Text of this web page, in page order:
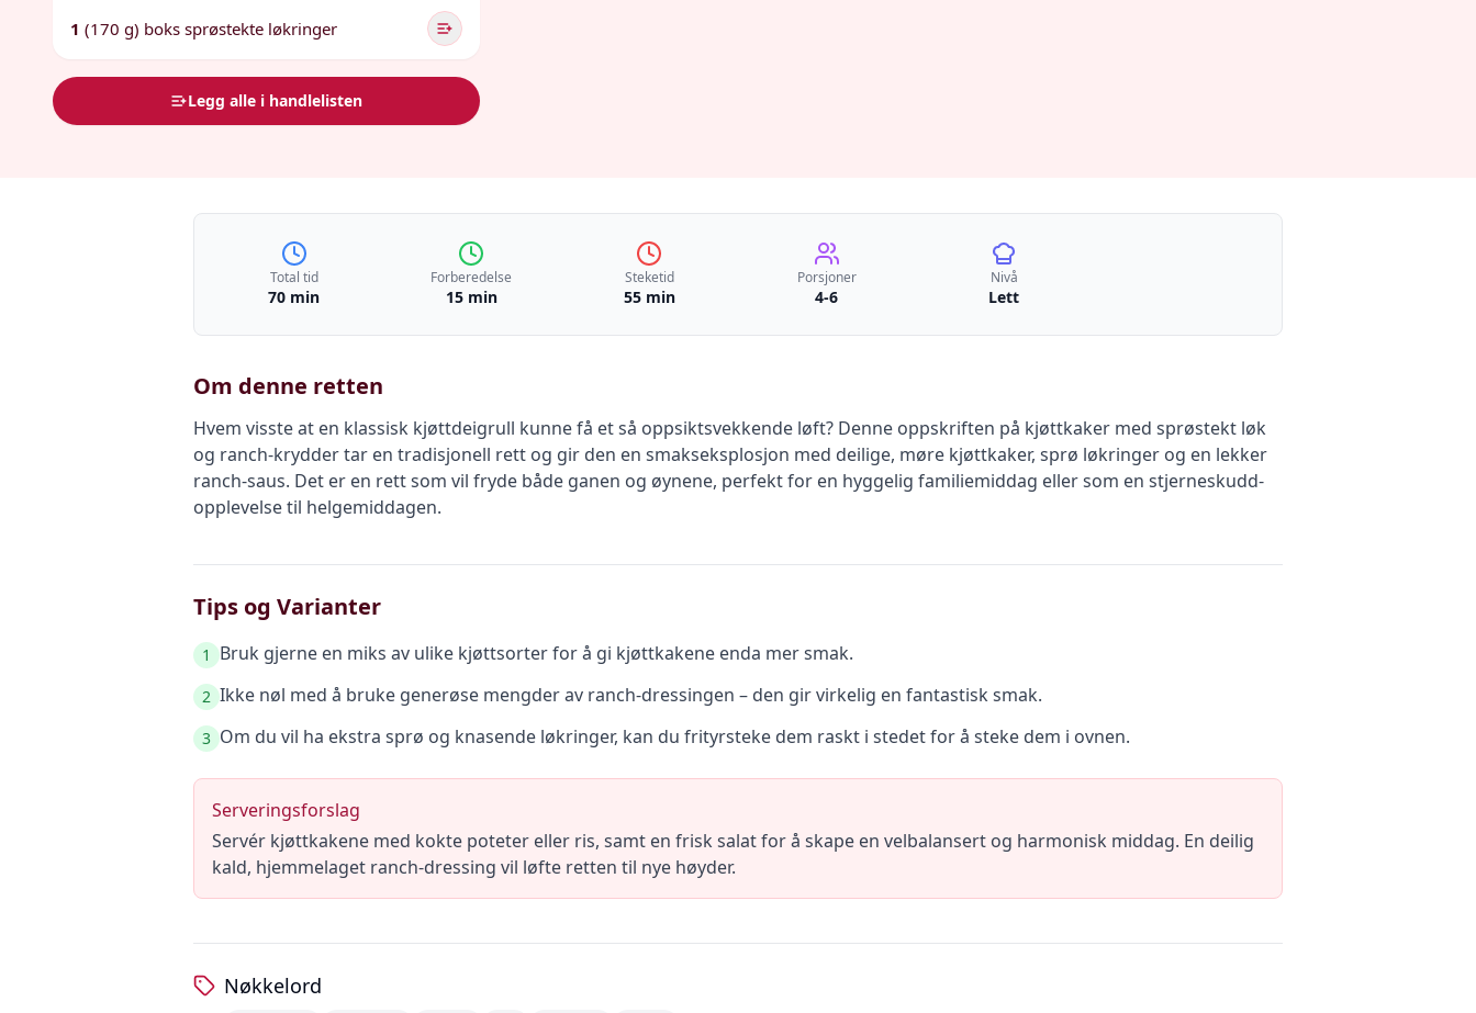
1 (170 g) boks sprøstekte løkringer
Legg alle i handlelisten
Total tid
70 min
Forberedelse
15 min
Steketid
55 min
Porsjoner
4-6
Nivå
Lett
Om denne retten
Hvem visste at en klassisk kjøttdeigrull kunne få et så oppsiktsvekkende løft? Denne oppskriften på kjøttkaker med sprøstekt løk
og ranch-krydder tar en tradisjonell rett og gir den en smakseksplosjon med deilige, møre kjøttkaker, sprø løkringer og en lekker
ranch-saus. Det er en rett som vil fryde både ganen og øynene, perfekt for en hyggelig familiemiddag eller som en stjerneskudd-
opplevelse til helgemiddagen.
Tips og Varianter
1 Bruk gjerne en miks av ulike kjøttsorter for å gi kjøttkakene enda mer smak.
2 Ikke nøl med å bruke generøse mengder av ranch-dressingen – den gir virkelig en fantastisk smak.
3 Om du vil ha ekstra sprø og knasende løkringer, kan du frityrsteke dem raskt i stedet for å steke dem i ovnen.
Serveringsforslag
Servér kjøttkakene med kokte poteter eller ris, samt en frisk salat for å skape en velbalansert og harmonisk middag. En deilig
kald, hjemmelaget ranch-dressing vil løfte retten til nye høyder.
Nøkkelord